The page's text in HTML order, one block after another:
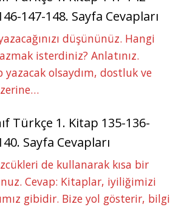
147-148. Sayfa Cevapları
düşününüz. Hangi
isterdiniz? Anlatınız.
yazacak olsaydım, dostluk ve
Türkçe 1. Kitap 135-136-
Sayfa Cevapları
de kullanarak kısa bir
Cevap: Kitaplar, iyiliğimizi
gibidir. Bize yol gösterir, bilgi